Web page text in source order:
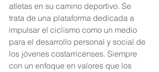
atletas en su camino deportivo. Se
trata de una plataforma dedicada a
impulsar el ciclismo como un medio
para el desarrollo personal y social de
los jóvenes costarricenses. Siempre
con un enfoque en valores que los